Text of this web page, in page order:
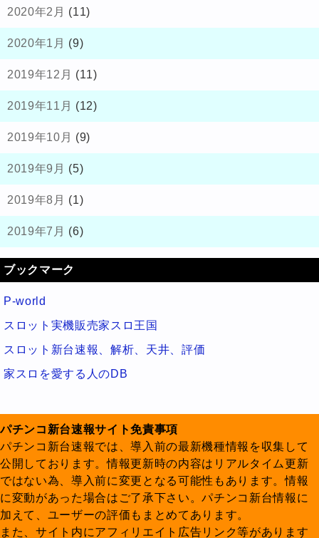
2020年2月 (11)
2020年1月 (9)
2019年12月 (11)
2019年11月 (12)
2019年10月 (9)
2019年9月 (5)
2019年8月 (1)
2019年7月 (6)
ブックマーク
P-world
スロット実機販売家スロ王国
スロット新台速報、解析、天井、評価
家スロを愛する人のDB
パチンコ新台速報サイト免責事項
パチンコ新台速報では、導入前の最新機種情報を収集して
公開しております。情報更新時の内容はリアルタイム更新
ではない為、導入前に変更となる可能性もあります。情報
に変動があった場合はご了承下さい。パチンコ新台情報に
加えて、ユーザーの評価もまとめてあります。
また、サイト内にアフィリエイト広告リンク等があります